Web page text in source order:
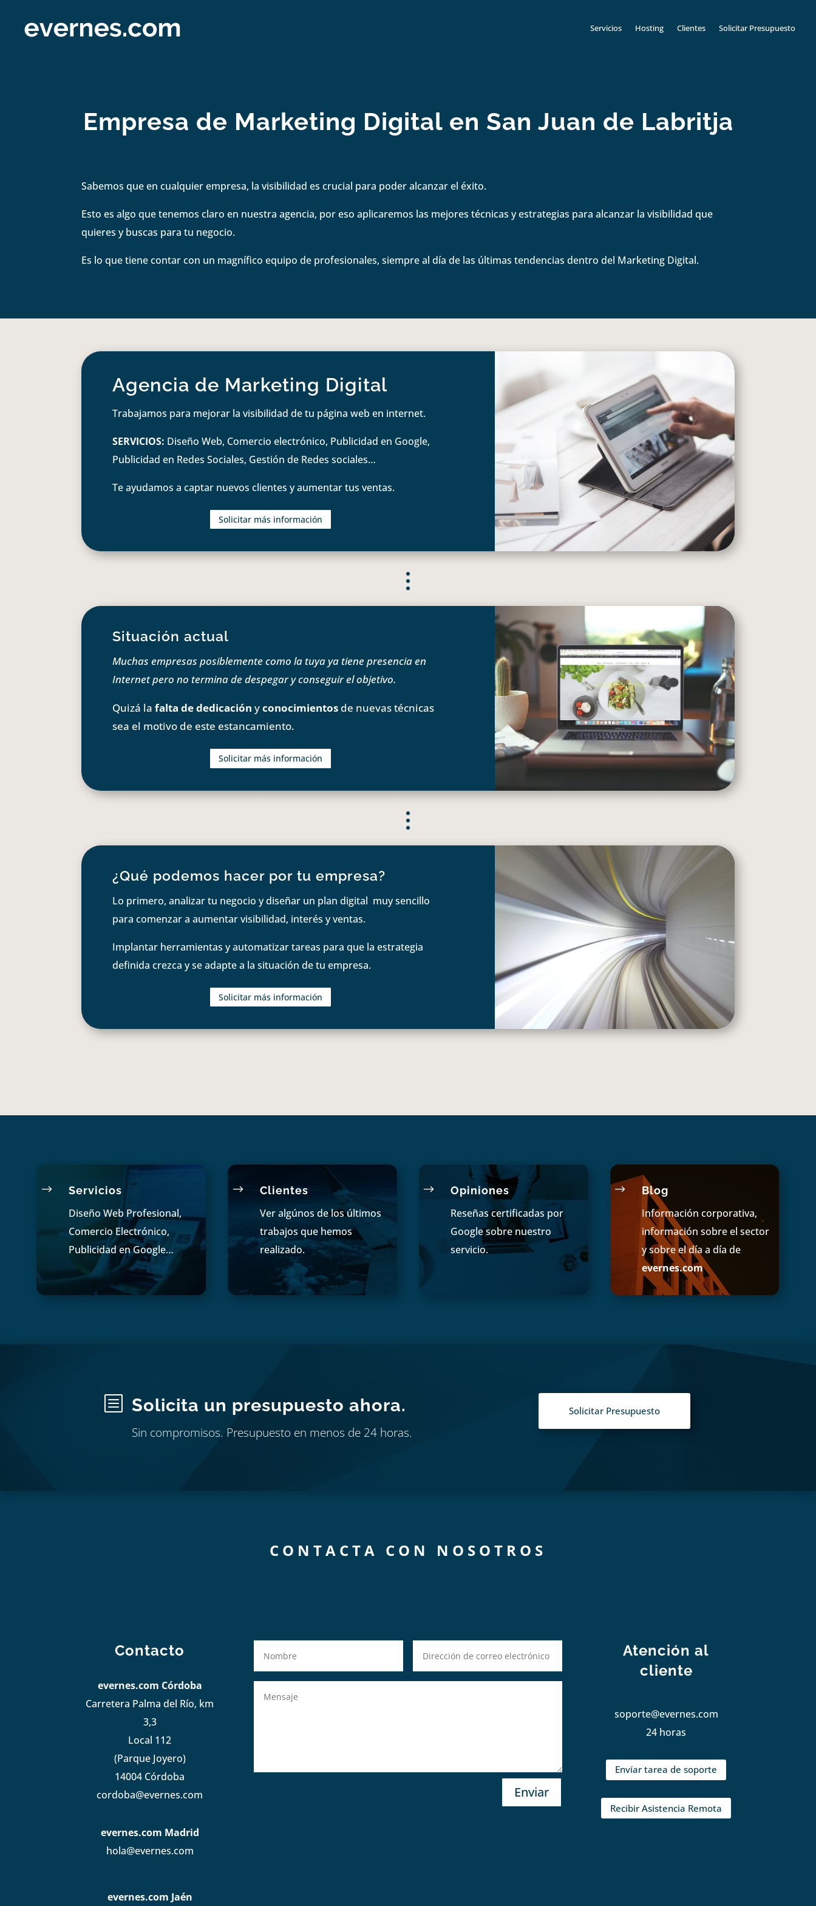
Servicios Hosting Clientes Solicitar Presupuesto
Empresa de Marketing Digital en San Juan de Labritja
Sabemos que en cualquier empresa, la visibilidad es crucial para poder alcanzar el éxito.
Esto es algo que tenemos claro en nuestra agencia, por eso aplicaremos las mejores técnicas y estrategias para alcanzar la visibilidad que
quieres y buscas para tu negocio.
Es lo que tiene contar con un magnífico equipo de profesionales, siempre al día de las últimas tendencias dentro del Marketing Digital.
Agencia de Marketing Digital
Trabajamos para mejorar la visibilidad de tu página web en internet.
SERVICIOS: Diseño Web, Comercio electrónico, Publicidad en Google,
Publicidad en Redes Sociales, Gestión de Redes sociales…
Te ayudamos a captar nuevos clientes y aumentar tus ventas.
Solicitar más información
Situación actual
Muchas empresas posiblemente como la tuya ya tiene presencia en
Internet pero no termina de despegar y conseguir el objetivo.
Quizá lafalta de dedicación yconocimientos de nuevas técnicas
sea el motivo de este estancamiento.
Solicitar más información
¿Qué podemos hacer por tu empresa?
Lo primero, analizar tu negocio y diseñar un plan digital muy sencillo
para comenzar a aumentar visibilidad, interés y ventas.
Implantar herramientas y automatizar tareas para que la estrategia
definida crezca y se adapte a la situación de tu empresa.
Solicitar más información
$ Servicios
Diseño Web Profesional,
Comercio Electrónico,
Publicidad en Google…
$ Clientes
Ver algúnos de los últimos
trabajos que hemos
realizado.
$ Opiniones
Reseñas certificadas por
Google sobre nuestro
servicio.
$ Blog
Información corporativa,
información sobre el sector
y sobre el día a día de
evernes.com
b Solicita un presupuesto ahora.
Sin compromisos. Presupuesto en menos de 24 horas.
Solicitar Presupuesto
CONTACTA CON NOSOTROS
Contacto
evernes.com Córdoba
Carretera Palma del Río, km
3,3
Local 112
(Parque Joyero)
14004 Córdoba
cordoba@evernes.com
evernes.com Madrid
hola@evernes.com
evernes.com Jaén
Enviar
Atención al
cliente
soporte@evernes.com
24 horas
Envíar tarea de soporte
Recibir Asistencia Remota